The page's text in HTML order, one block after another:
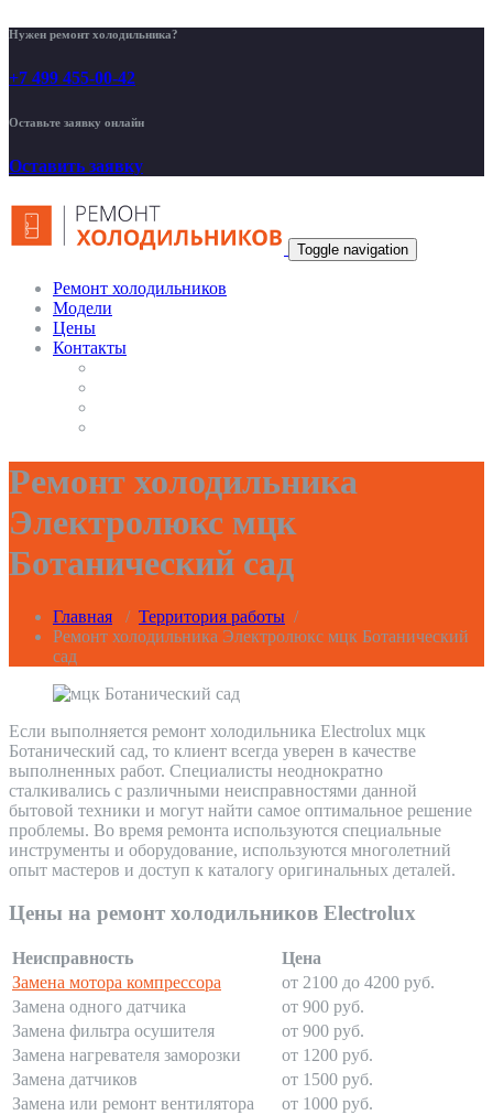
Нужен ремонт холодильника?
+7 499 455-00-42
Оставьте заявку онлайн
Оставить заявку
Toggle navigation
Ремонт холодильников
Модели
Цены
Контакты
Ремонт холодильника
Электролюкс мцк
Ботанический сад
Главная / Территория работы /
Ремонт холодильника Электролюкс мцк Ботанический
сад
Если выполняется ремонт холодильника Electrolux мцк
Ботанический сад, то клиент всегда уверен в качестве
выполненных работ. Специалисты неоднократно
сталкивались с различными неисправностями данной
бытовой техники и могут найти самое оптимальное решение
проблемы. Во время ремонта используются специальные
инструменты и оборудование, используются многолетний
опыт мастеров и доступ к каталогу оригинальных деталей.
Цены на ремонт холодильников Electrolux
Неисправность
Цена
Замена мотора компрессора
от 2100 до 4200 руб.
Замена одного датчика
от 900 руб.
Замена фильтра осушителя
от 900 руб.
Замена нагревателя заморозки
от 1200 руб.
Замена датчиков
от 1500 руб.
Замена или ремонт вентилятора
от 1000 руб.